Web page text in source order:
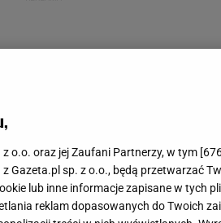
o.o. oraz jej Zaufani Partnerzy, w tym [
Gazeta.pl sp. z o.o., będą przetwarzać
lub inne informacje zapisane w tych
reklam dopasowanych do Twoich